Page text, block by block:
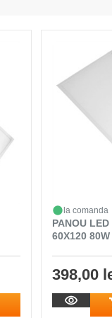
la comanda
PANOU
60X120
398,00